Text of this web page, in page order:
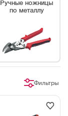
Ручные ножницы
по металлу
Фильтры